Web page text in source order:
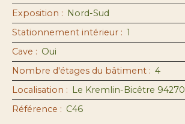
Exposition : Nord-Sud
Stationnement intérieur : 1
Cave : Oui
Nombre d'étages du bâtiment : 4
Localisation : Le Kremlin-Bicêtre 94270
Référence : C46